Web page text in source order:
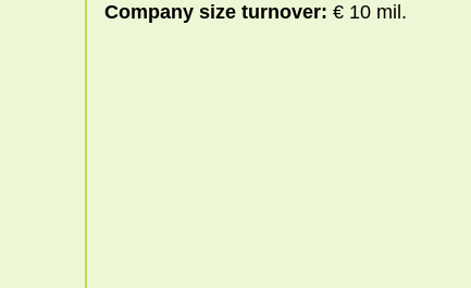
Company size turnover: € 10 mil.